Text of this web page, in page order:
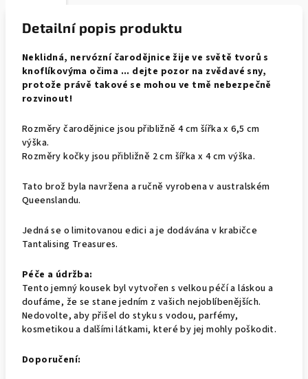
Detailní popis produktu
Neklidná, nervózní čarodějnice žije ve světě tvorů s
knoflíkovýma očima ... dejte pozor na zvědavé sny,
protože právě takové se mohou ve tmě nebezpečně
rozvinout!
Rozměry čarodějnice jsou přibližně 4 cm šířka x 6,5 cm
výška.
Rozměry kočky jsou přibližně 2 cm šířka x 4 cm výška.
Tato brož byla navržena a ručně vyrobena v australském
Queenslandu.
Jedná se o limitovanou edici a je dodávána v krabičce
Tantalising Treasures.
Péče a údržba:
Tento jemný kousek byl vytvořen s velkou péčí a láskou a
doufáme, že se stane jedním z vašich nejoblíbenějších.
Nedovolte, aby přišel do styku s vodou, parfémy,
kosmetikou a dalšími látkami, které by jej mohly poškodit.
Doporučení: